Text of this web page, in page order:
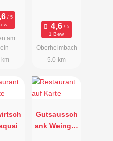
am
n
1 Bew.
Oberheimbach
5.0 km
Gutsaussch
ank Weingut